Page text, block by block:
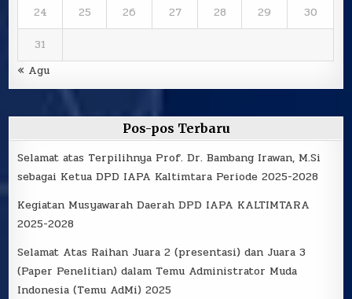
24 25 26 27 28 29
30
31
« Agu
Pos-pos Terbaru
Selamat atas Terpilihnya Prof. Dr. Bambang Irawan, M.Si
sebagai Ketua DPD IAPA Kaltimtara Periode 2025-2028
Kegiatan Musyawarah Daerah DPD IAPA KALTIMTARA
2025-2028
Selamat Atas Raihan Juara 2 (presentasi) dan Juara 3
(Paper Penelitian) dalam Temu Administrator Muda
Indonesia (Temu AdMi) 2025